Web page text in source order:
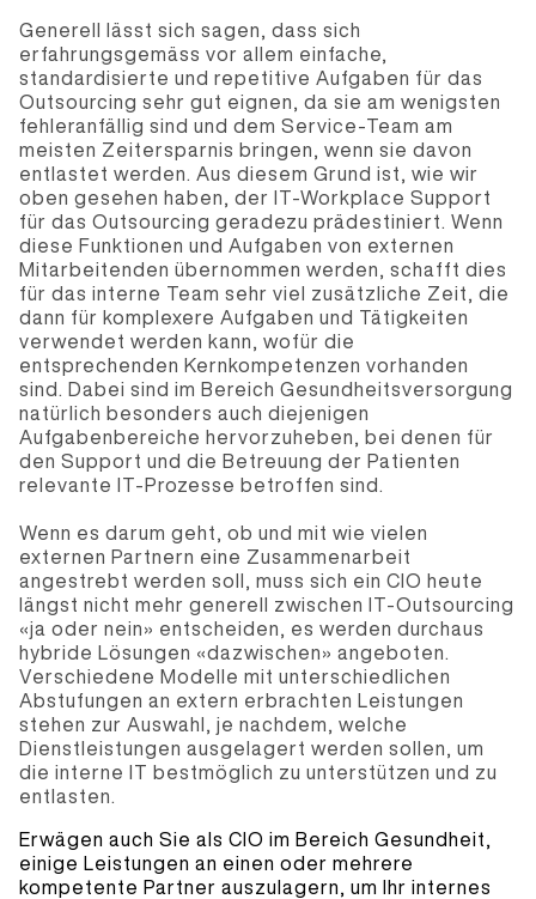
Generell lässt sich sagen, dass sich
erfahrungsgemäss vor allem einfache,
standardisierte und repetitive Aufgaben für das
Outsourcing sehr gut eignen, da sie am wenigsten
fehleranfällig sind und dem Service-Team am
meisten Zeitersparnis bringen, wenn sie davon
entlastet werden. Aus diesem Grund ist, wie wir
oben gesehen haben, der IT-Workplace Support
für das Outsourcing geradezu prädestiniert. Wenn
diese Funktionen und Aufgaben von externen
Mitarbeitenden übernommen werden, schafft dies
für das interne Team sehr viel zusätzliche Zeit, die
dann für komplexere Aufgaben und Tätigkeiten
verwendet werden kann, wofür die
entsprechenden Kernkompetenzen vorhanden
sind. Dabei sind im Bereich Gesundheitsversorgung
natürlich besonders auch diejenigen
Aufgabenbereiche hervorzuheben, bei denen für
den Support und die Betreuung der Patienten
relevante IT-Prozesse betroffen sind.
Wenn es darum geht, ob und mit wie vielen
externen Partnern eine Zusammenarbeit
angestrebt werden soll, muss sich ein CIO heute
längst nicht mehr generell zwischen IT-Outsourcing
«ja oder nein» entscheiden, es werden durchaus
hybride Lösungen «dazwischen» angeboten.
Verschiedene Modelle mit unterschiedlichen
Abstufungen an extern erbrachten Leistungen
stehen zur Auswahl, je nachdem, welche
Dienstleistungen ausgelagert werden sollen, um
die interne IT bestmöglich zu unterstützen und zu
entlasten.
Erwägen auch Sie als CIO im Bereich Gesundheit,
einige Leistungen an einen oder mehrere
kompetente Partner auszulagern, um Ihr internes